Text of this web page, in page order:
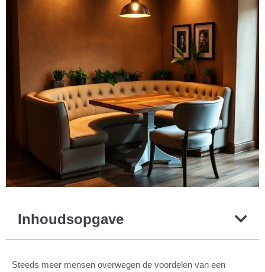
Inhoudsopgave
Steeds meer mensen overwegen de voordelen van een